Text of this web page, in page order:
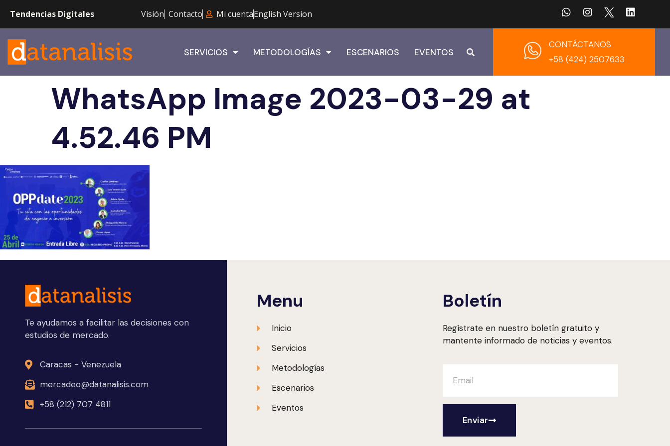
Tendencias Digitales Visión Contacto Mi cuentaEnglish Version
SERVICIOS METODOLOGÍAS ESCENARIOS EVENTOS
CONTÁCTANOS
+58 (424) 2507633
WhatsApp Image 2023-03-29 at
4.52.46 PM
Te ayudamos a facilitar las decisiones con
estudios de mercado.
Caracas - Venezuela
mercadeo@datanalisis.com
+58 (212) 707 4811
Menu
Inicio
Servicios
Metodologías
Escenarios
Eventos
Boletín
Regístrate en nuestro boletín gratuito y
mantente informado de noticias y eventos.
Enviar